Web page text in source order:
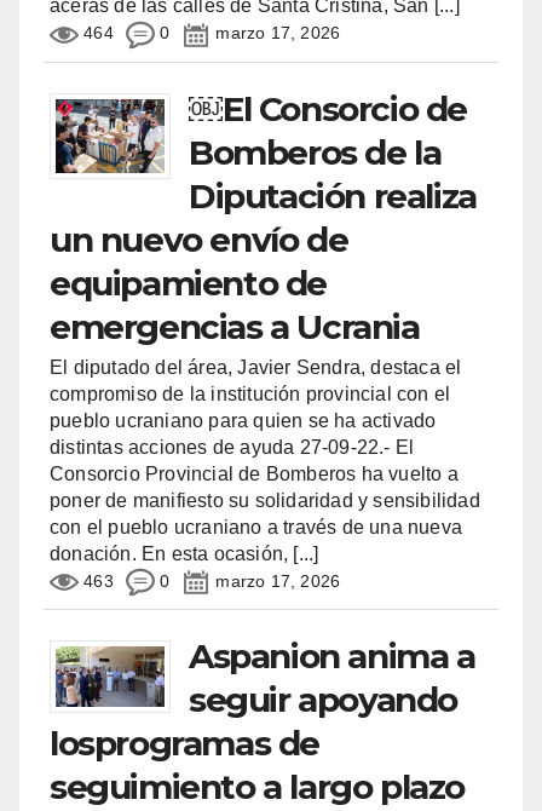
aceras de las calles de Santa Cristina, San [...]
464 0 marzo 17, 2026
￼El Consorcio de
Bomberos de la
Diputación realiza
un nuevo envío de
equipamiento de
emergencias a Ucrania
El diputado del área, Javier Sendra, destaca el
compromiso de la institución provincial con el
pueblo ucraniano para quien se ha activado
distintas acciones de ayuda 27-09-22.- El
Consorcio Provincial de Bomberos ha vuelto a
poner de manifiesto su solidaridad y sensibilidad
con el pueblo ucraniano a través de una nueva
donación. En esta ocasión, [...]
463 0 marzo 17, 2026
Aspanion anima a
seguir apoyando
losprogramas de
seguimiento a largo plazo